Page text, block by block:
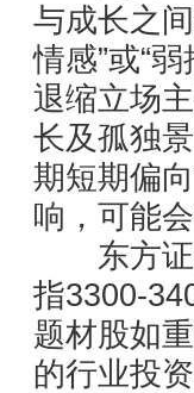
与成长之
情感”或“
退缩立场
长及孤独
期短期偏
响，可能
东方证
指3300-
题材股如
的行业投资